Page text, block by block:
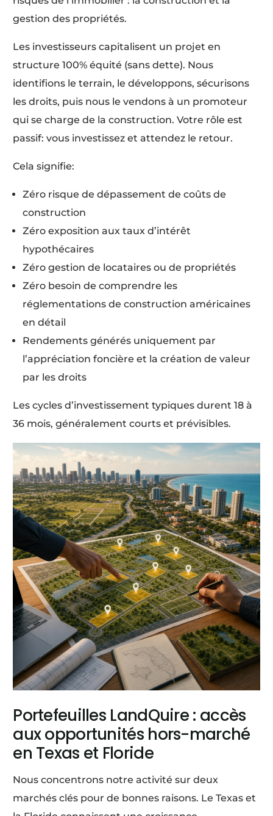
gestion des propriétés.
Les investisseurs capitalisent un projet en
structure 100% équité (sans dette). Nous
identifions le terrain, le développons, sécurisons
les droits, puis nous le vendons à un promoteur
qui se charge de la construction. Votre rôle est
passif: vous investissez et attendez le retour.
Cela signifie:
Zéro risque de dépassement de coûts de
construction
Zéro exposition aux taux d’intérêt
hypothécaires
Zéro gestion de locataires ou de propriétés
Zéro besoin de comprendre les
réglementations de construction américaines
en détail
Rendements générés uniquement par
l’appréciation foncière et la création de valeur
par les droits
Les cycles d’investissement typiques durent 18 à
36 mois, généralement courts et prévisibles.
Portefeuilles LandQuire : accès
aux opportunités hors-marché
en Texas et Floride
Nous concentrons notre activité sur deux
marchés clés pour de bonnes raisons. Le Texas et